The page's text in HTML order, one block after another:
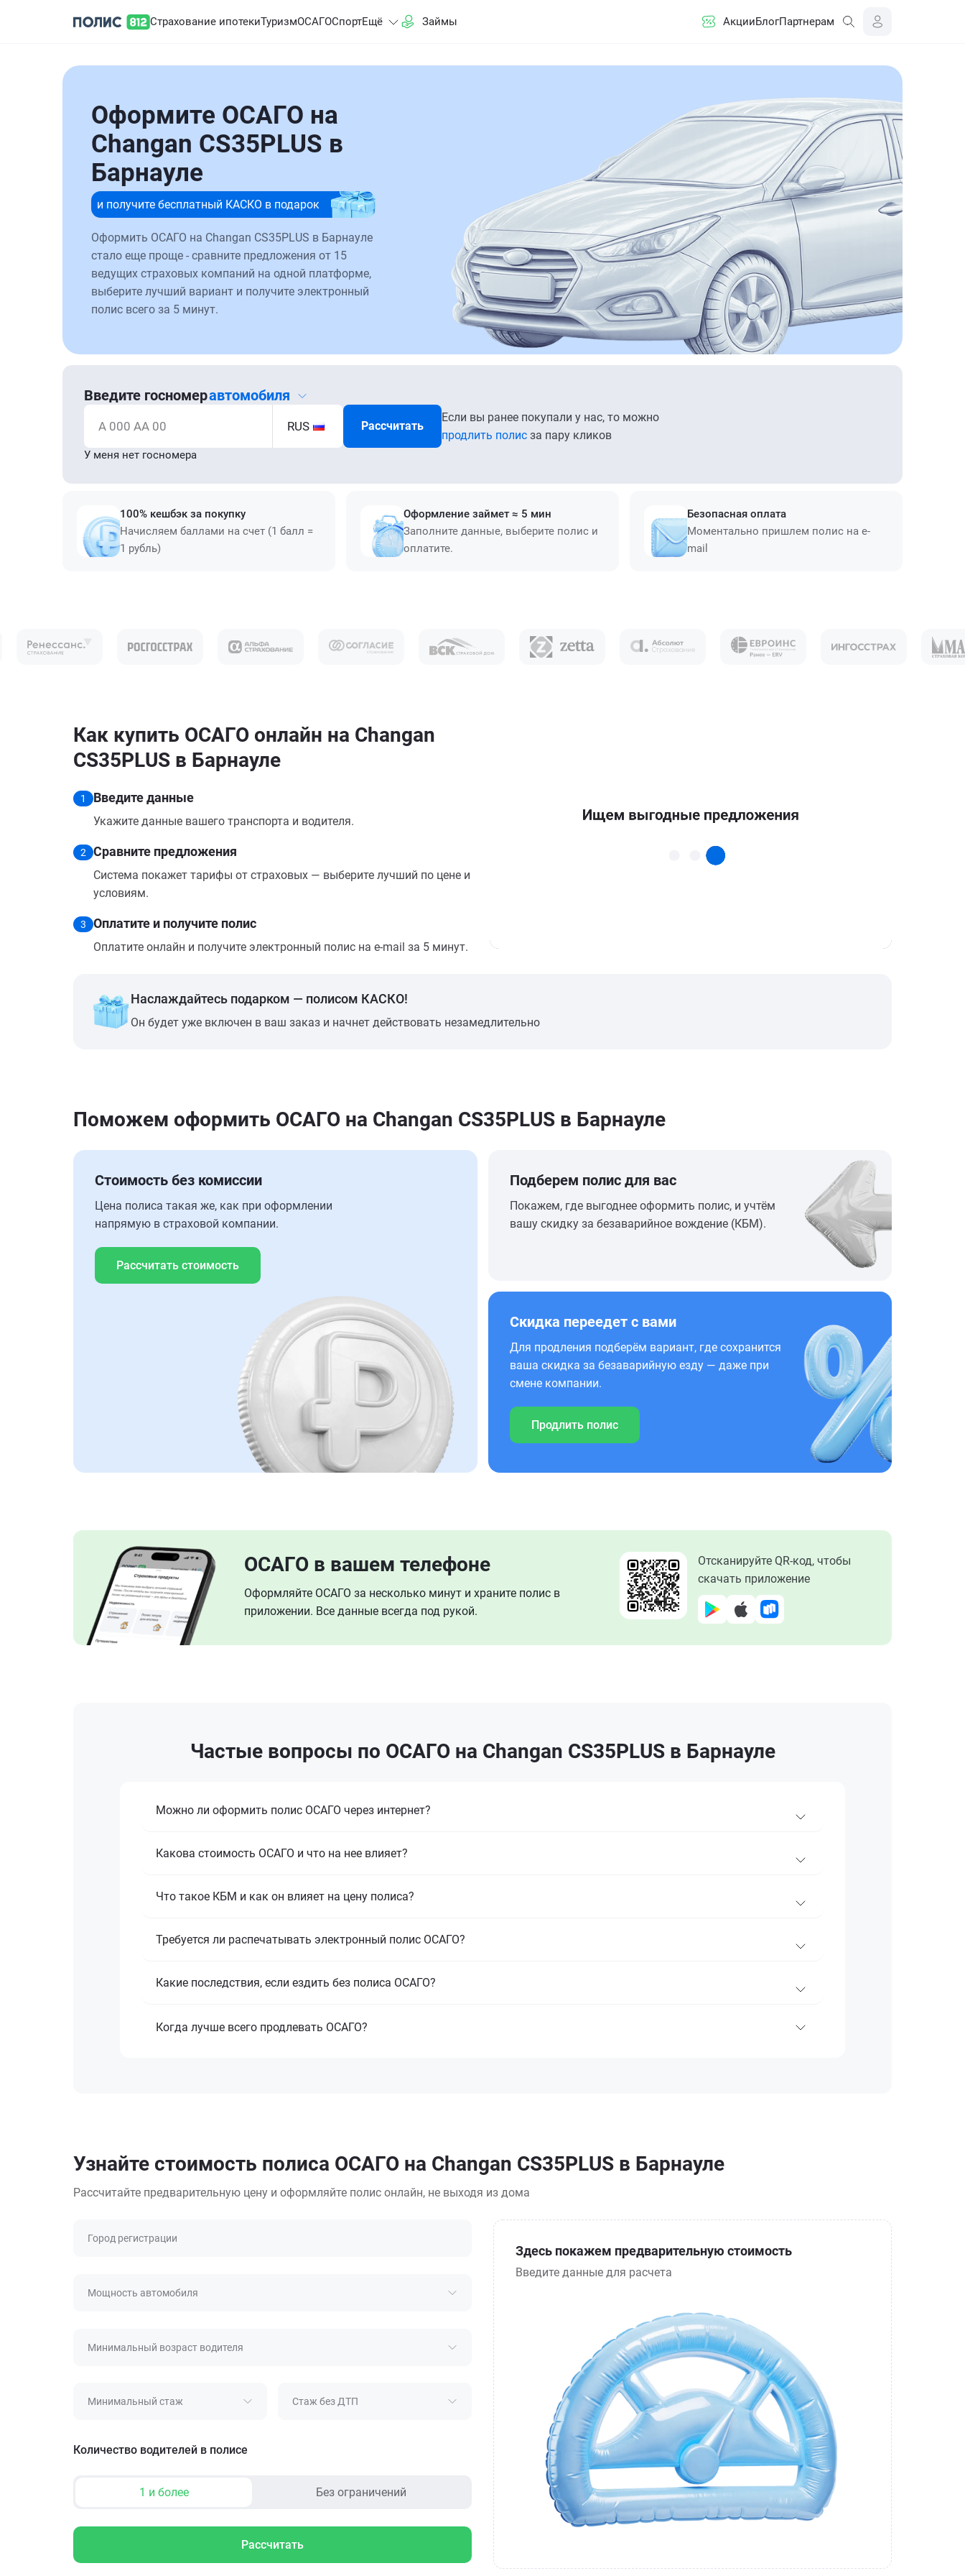
Страхование ипотекиТуризмОСАГОСпортЕщё Займы АкцииБлогПартнерам
Оформите ОСАГО на
Changan CS35PLUS в
Барнауле
и получите бесплатный КАСКО в подарок
Оформить ОСАГО на Changan CS35PLUS в Барнауле
стало еще проще - сравните предложения от 15
ведущих страховых компаний на одной платформе,
выберите лучший вариант и получите электронный
полис всего за 5 минут.
Введите госномеравтомобиля
А 000 АА 00 RUS Рассчитать
Если вы ранее покупали у нас, то можно
продлить полис за пару кликов
У меня нет госномера
100% кешбэк за покупку
Начисляем баллами на счет (1 балл =
1 рубль)
Оформление займет ≈ 5 мин
Заполните данные, выберите полис и
оплатите.
Безопасная оплата
Моментально пришлем полис на e-
mail
Как купить ОСАГО онлайн на Changan
CS35PLUS в Барнауле
1 Введите данные
Укажите данные вашего транспорта и водителя.
2 Сравните предложения
Система покажет тарифы от страховых — выберите лучший по цене и
условиям.
3 Оплатите и получите полис
Оплатите онлайн и получите электронный полис на e-mail за 5 минут.
Наслаждайтесь подарком — полисом КАСКО!
Он будет уже включен в ваш заказ и начнет действовать незамедлительно
Поможем оформить ОСАГО на Changan CS35PLUS в Барнауле
Стоимость без комиссии
Цена полиса такая же, как при оформлении
напрямую в страховой компании.
Рассчитать стоимость
Подберем полис для вас
Покажем, где выгоднее оформить полис, и учтём
вашу скидку за безаварийное вождение (КБМ).
Скидка переедет с вами
Для продления подберём вариант, где сохранится
ваша скидка за безаварийную езду — даже при
смене компании.
Продлить полис
ОСАГО в вашем телефоне
Оформляйте ОСАГО за несколько минут и храните полис в
приложении. Все данные всегда под рукой.
Отсканируйте QR-код, чтобы
скачать приложение
Частые вопросы по ОСАГО на Changan CS35PLUS в Барнауле
Можно ли оформить полис ОСАГО через интернет?
Какова стоимость ОСАГО и что на нее влияет?
Что такое КБМ и как он влияет на цену полиса?
Требуется ли распечатывать электронный полис ОСАГО?
Какие последствия, если ездить без полиса ОСАГО?
Когда лучше всего продлевать ОСАГО?
Узнайте стоимость полиса ОСАГО на Changan CS35PLUS в Барнауле
Рассчитайте предварительную цену и оформляйте полис онлайн, не выходя из дома
Город регистрации
Мощность автомобиля
Минимальный возраст водителя
Минимальный стаж Стаж без ДТП
Количество водителей в полисе
1 и более Без ограничений
Рассчитать
Здесь покажем предварительную стоимость
Введите данные для расчета